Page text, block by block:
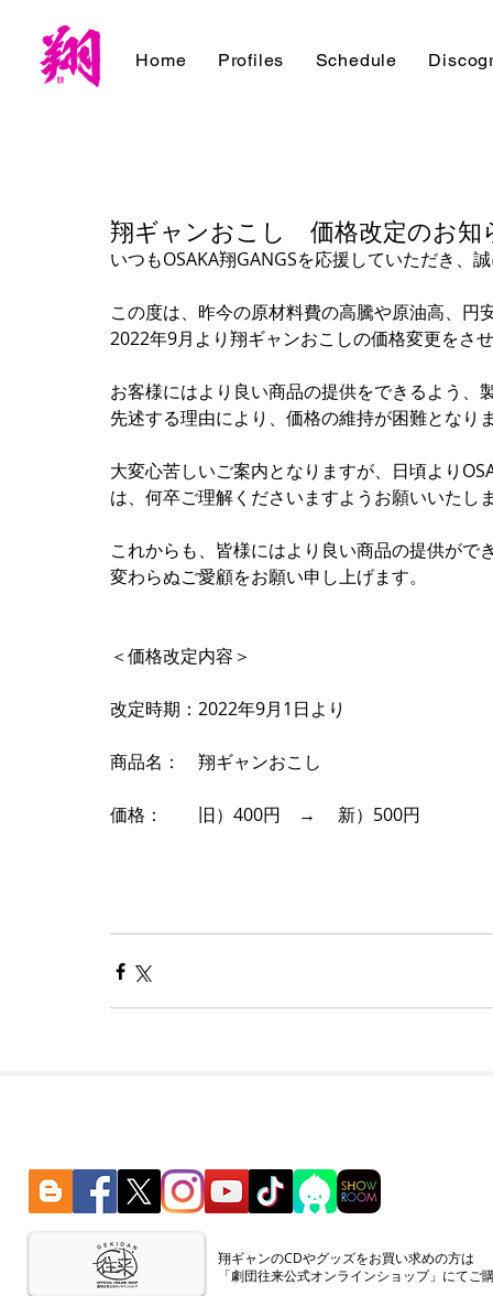
Home Profiles Schedule
翔ギャンおこし 価格改定のお知
いつもOSAKA翔GANGSを応援していただき、
この度は、昨今の原材料費の高騰や原油高、円
2022年9月より翔ギャンおこしの価格変更をさ
お客様にはより良い商品の提供をできるよう
先述する理由により、価格の維持が困難となり
大変心苦しいご案内となりますが、日頃より
は、何卒ご理解くださいますようお願いいたし
これからも、皆様にはより良い商品の提供が
変わらぬご愛顧をお願い申し上げます。
＜価格改定内容＞
改定時期：2022年9月1日より
商品名：　翔ギャンおこし
価格：　　旧）400円　→ 　新）500円
​翔ギャンのCDやグッズをお買い求めの方は
「劇団往来公式オンラインショップ」にてご